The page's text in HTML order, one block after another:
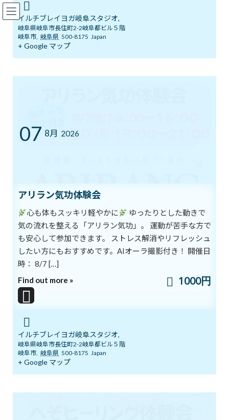
コ
ン
ナ
ビ
イルチブレインヨガ岐阜スタジオ
呼吸、瞑想をヨガレッスンで体
新
時
その日のうちに癒せていますか？
疲れをそのまま放置していては
心身のコンデションは悪くなる一方です。
疲れは体が弱ってきたことを
イルチブレイヨガ岐阜スタジオ,
岐阜県岐阜市長住町2-2岐阜都ビル５階
岐阜市, 岐阜県 500-8175 Japan
+ Google マップ
07 8月 2026
アリラン気功体験会
心も体もスッキリ軽やかに
ゆったりとした動きで
気の流れを整える「アリラン気功」。 運動が苦手な方で
も安心して参加できます。 ストレス解消やリフレッシュ
したい方にもおすすめです。AIオーラ撮影付き！ 開催日
時： 8/7 […]
Find out more »
1000円
イルチブレイヨガ岐阜スタジオ,
岐阜県岐阜市長住町2-2岐阜都ビル５階
岐阜市, 岐阜県 500-8175 Japan
+ Google マップ